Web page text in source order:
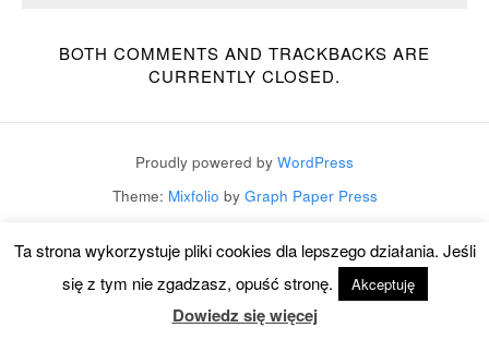
BOTH COMMENTS AND TRACKBACKS ARE
CURRENTLY CLOSED.
Proudly powered by WordPress
Theme: Mixfolio by Graph Paper Press
Ta strona wykorzystuje pliki cookies dla lepszego działania. Jeśli
się z tym nie zgadzasz, opuść stronę.
Akceptuję
Dowiedz się więcej